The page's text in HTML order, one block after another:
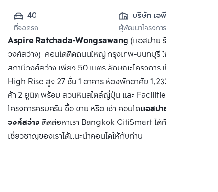
40
ที่จอดรถ
บริษัท เอพี เอ็มอี
(กรุงเทพ) จำกัด
ผู้พัฒนาโครงการ
Aspire Ratchada-Wongsawang (แอสปาย รัชดา-
วงศ์สว่าง) คอนโดติดถนนใหญ่ กรุงเทพ-นนทบุรี ใกล้ MRT
สถานีวงศ์สว่าง เพียง 50 เมตร ลักษณะโครงการ เป็นคอนโด
High Rise สูง 27 ชั้น 1 อาคาร ห้องพักอาศัย 1,232 ยูนิต + ร้าน
ค้า 2 ยูนิต พร้อม สวนหินสไตล์ญี่ปุ่น และ Facilities ภายใน
โครงการครบครัน ซื้อ ขาย หรือ เช่า คอนโดแอสปาย รัชดา-
วงศ์สว่าง ติดต่อหาเรา Bangkok CitiSmart ได้ทันที เพื่อให้ผู้
เชี่ยวชาญของเราได้แนะนำคอนโดให้กับท่าน